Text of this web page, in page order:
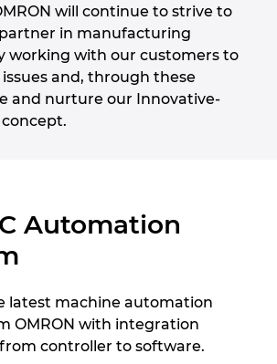
will continue to strive to
in manufacturing
working with our customers to
and, through these
and nurture our Innovative-
Automation
latest machine automation
OMRON with integration
controller to software.